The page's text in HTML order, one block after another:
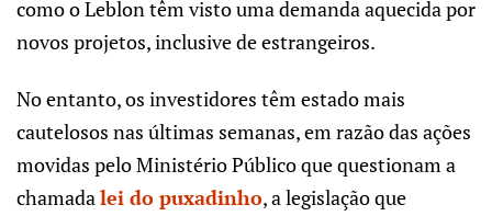
como o Leblon têm visto uma demanda aquecida por
novos projetos, inclusive de estrangeiros.
No entanto, os investidores têm estado mais
cautelosos nas últimas semanas, em razão das ações
movidas pelo Ministério Público que questionam a
chamadalei do puxadinho, a legislação que